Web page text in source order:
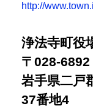
http://
浄法寺町役
〒028-6892
岩手県二戸
37番地4